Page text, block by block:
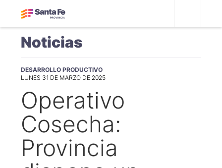
Noticias
DESARROLLO PRODUCTIVO
LUNES 31 DE MARZO DE 2025
Operativo
Cosecha:
Provincia